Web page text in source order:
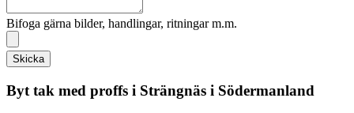
Bifoga gärna bilder, handlingar, ritningar m.m.
Skicka
Byt tak med proffs i Strängnäs i Södermanland